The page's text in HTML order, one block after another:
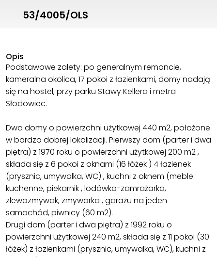
53/4005/OLS
Opis
Podstawowe zalety: po generalnym remoncie,
kameralna okolica, 17 pokoi z łazienkami, domy nadają
się na hostel, przy parku Stawy Kellera i metra
Słodowiec.
Dwa domy o powierzchni użytkowej 440 m2, położone
w bardzo dobrej lokalizacji. Pierwszy dom (parter i dwa
piętra) z 1970 roku o powierzchni użytkowej 200 m2 ,
składa się z 6 pokoi z oknami (16 łóżek ) 4 łazienek
(prysznic, umywalka, WC) , kuchni z oknem (meble
kuchenne, piekarnik , lodówko-zamrażarka,
zlewozmywak, zmywarka , garażu na jeden
samochód, piwnicy (60 m2).
Drugi dom (parter i dwa piętra) z 1992 roku o
powierzchni użytkowej 240 m2, składa się z 11 pokoi (30
łóżek) z łazienkami (prysznic, umywalka, WC), kuchni z